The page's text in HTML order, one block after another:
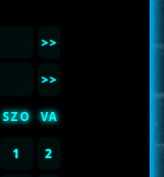
>>
>>
SZO VA
1 2